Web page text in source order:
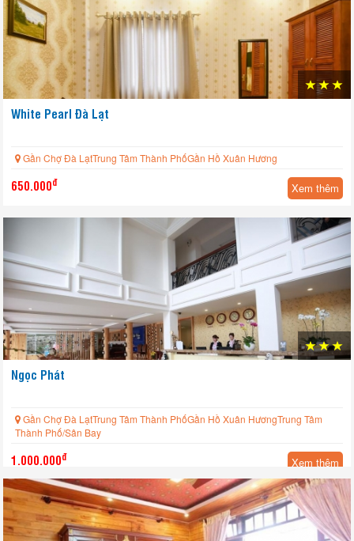
White Pearl Đà Lạt
Gần Chợ Đà LạtTrung Tâm Thành PhốGần Hồ Xuân Hương
650.000đ Xem thêm
Ngọc Phát
Gần Chợ Đà LạtTrung Tâm Thành PhốGần Hồ Xuân HươngTrung Tâm
Thành Phố/Sân Bay
1.000.000đ Xem thêm